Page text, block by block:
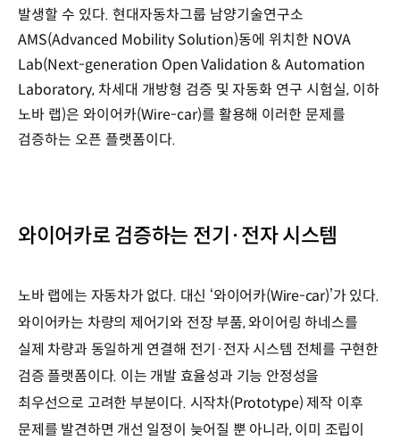
발생할 수 있다. 현대자동차그룹 남양기술연구소
AMS(Advanced Mobility Solution)동에 위치한 NOVA
Lab(Next-generation Open Validation & Automation
Laboratory, 차세대 개방형 검증 및 자동화 연구 시험실, 이하
노바 랩)은 와이어카(Wire-car)를 활용해 이러한 문제를
검증하는 오픈 플랫폼이다.
와이어카로 검증하는 전기·전자 시스템
노바 랩에는 자동차가 없다. 대신 ‘와이어카(Wire-car)’가 있다.
와이어카는 차량의 제어기와 전장 부품, 와이어링 하네스를
실제 차량과 동일하게 연결해 전기·전자 시스템 전체를 구현한
검증 플랫폼이다. 이는 개발 효율성과 기능 안정성을
최우선으로 고려한 부분이다. 시작차(Prototype) 제작 이후
문제를 발견하면 개선 일정이 늦어질 뿐 아니라, 이미 조립이